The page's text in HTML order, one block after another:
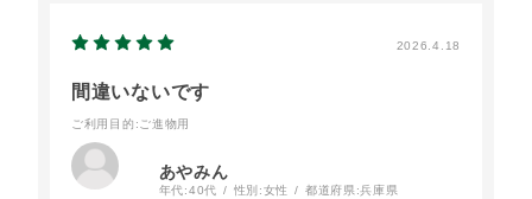
2026.4.18
間違いないです
ご利用目的 :ご進物用
あやみん
年代:40代 性別:女性 都道府県:兵庫県